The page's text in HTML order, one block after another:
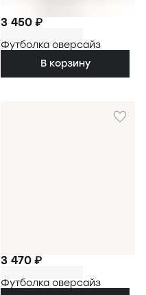
3 450 ₽
Футболка оверсайз
В корзину
3 470 ₽
Футболка оверсайз